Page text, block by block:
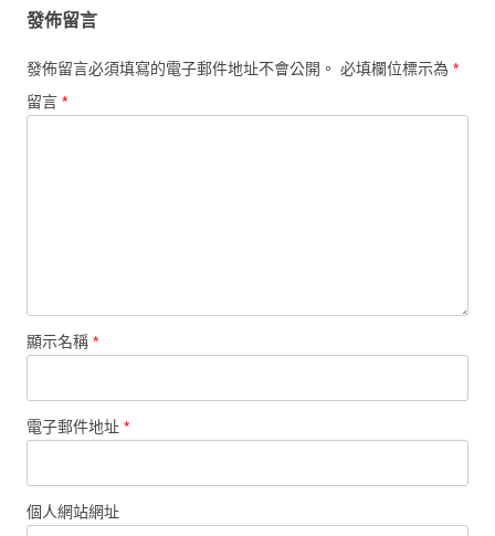
發佈留言
發佈留言必須填寫的電子郵件地址不會公開。 必填欄位標示為 *
留言 *
顯示名稱 *
電子郵件地址 *
個人網站網址